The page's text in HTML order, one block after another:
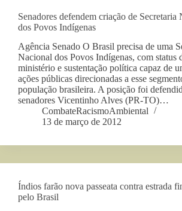
Senadores defendem criação de Secretaria
dos Povos Indígenas
Agência Senado O Brasil precisa de uma
Nacional dos Povos Indígenas, com status
ministério e sustentação política capaz de
ações públicas direcionadas a esse
população brasileira. A posição foi
senadores Vicentinho Alves (PR-TO)…
CombateRacismoAmbiental
13 de março de 2012
Índios farão nova passeata contra estrada
pelo Brasil